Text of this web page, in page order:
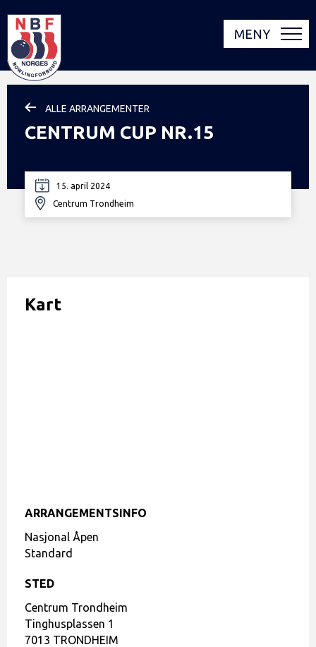
MENY
ALLE ARRANGEMENTER
CENTRUM CUP NR.15
15. april 2024
Centrum Trondheim
Kart
ARRANGEMENTSINFO
Nasjonal Åpen
Standard
STED
Centrum Trondheim
Tinghusplassen 1
7013 TRONDHEIM